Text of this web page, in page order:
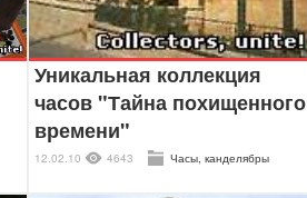
Уникальная коллекция
часов "Тайна похищенного
времени"
12.02.10 4643 Часы, канделябры